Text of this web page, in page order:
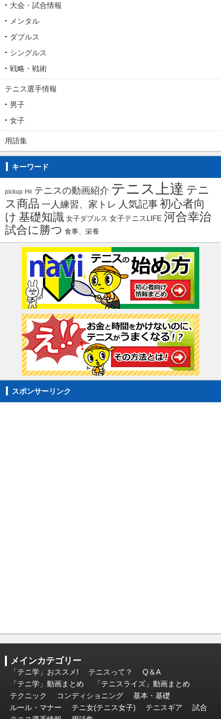
大会・試合情報
メンタル
ダブルス
シングルス
戦略・戦術
テニス選手情報
男子
女子
用語集
キーワード
pickup PR テニスの動画紹介 テニス上達 テニ
ス商品 一人練習、家トレ 人気記事初心者向
け 基礎知識 女子ダブルス 女子テニスLIFE 河合幸治
試合に勝つ 食事、栄養
スポンサーリンク
メインカテゴリー
「テニ学」おススメ! テニスって？
Q＆A
「テニ学」動画まとめ
「テニスライズ」動画まとめ
テクニック
コンディショニング
基本・基礎
ルール・マナー
テニ女(テニス女子) テニスギア
試合